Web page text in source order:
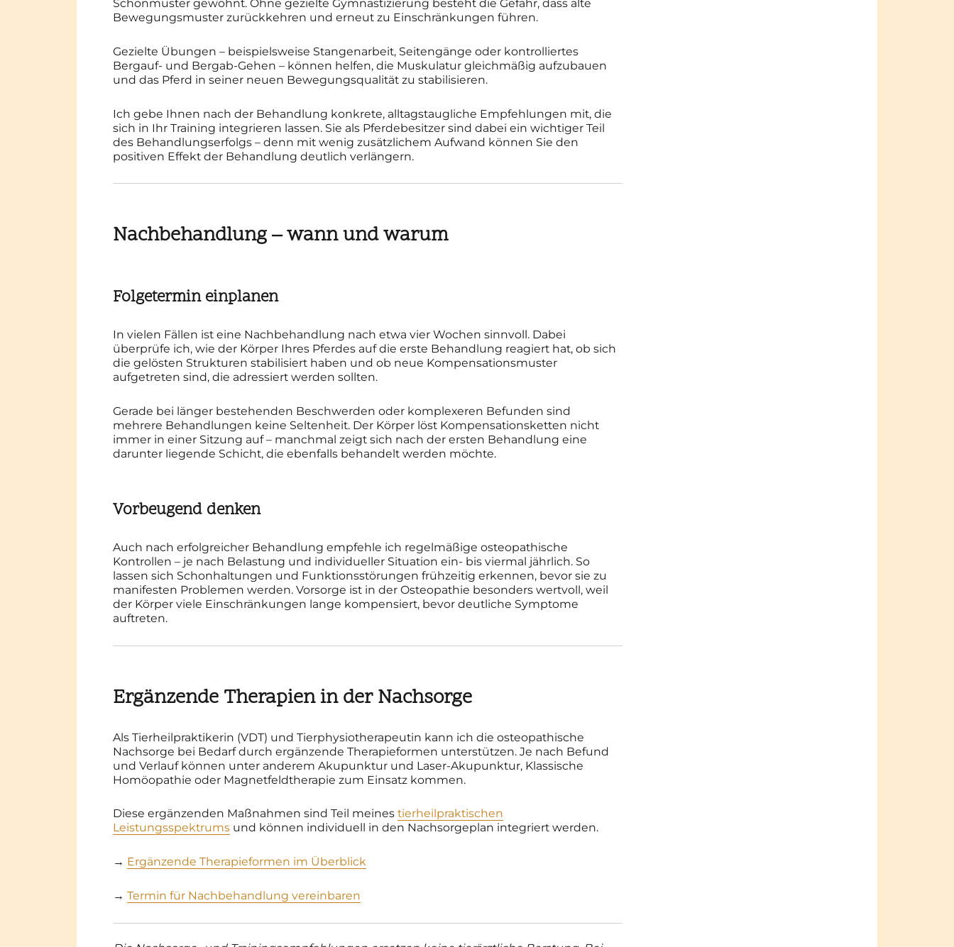
Schonmuster gewöhnt. Ohne gezielte Gymnastizierung besteht die Gefahr, dass alte
Bewegungsmuster zurückkehren und erneut zu Einschränkungen führen.
Gezielte Übungen – beispielsweise Stangenarbeit, Seitengänge oder kontrolliertes
Bergauf- und Bergab-Gehen – können helfen, die Muskulatur gleichmäßig aufzubauen
und das Pferd in seiner neuen Bewegungsqualität zu stabilisieren.
Ich gebe Ihnen nach der Behandlung konkrete, alltagstaugliche Empfehlungen mit, die
sich in Ihr Training integrieren lassen. Sie als Pferdebesitzer sind dabei ein wichtiger Teil
des Behandlungserfolgs – denn mit wenig zusätzlichem Aufwand können Sie den
positiven Effekt der Behandlung deutlich verlängern.
Nachbehandlung – wann und warum
Folgetermin einplanen
In vielen Fällen ist eine Nachbehandlung nach etwa vier Wochen sinnvoll. Dabei
überprüfe ich, wie der Körper Ihres Pferdes auf die erste Behandlung reagiert hat, ob sich
die gelösten Strukturen stabilisiert haben und ob neue Kompensationsmuster
aufgetreten sind, die adressiert werden sollten.
Gerade bei länger bestehenden Beschwerden oder komplexeren Befunden sind
mehrere Behandlungen keine Seltenheit. Der Körper löst Kompensationsketten nicht
immer in einer Sitzung auf – manchmal zeigt sich nach der ersten Behandlung eine
darunter liegende Schicht, die ebenfalls behandelt werden möchte.
Vorbeugend denken
Auch nach erfolgreicher Behandlung empfehle ich regelmäßige osteopathische
Kontrollen – je nach Belastung und individueller Situation ein- bis viermal jährlich. So
lassen sich Schonhaltungen und Funktionsstörungen frühzeitig erkennen, bevor sie zu
manifesten Problemen werden. Vorsorge ist in der Osteopathie besonders wertvoll, weil
der Körper viele Einschränkungen lange kompensiert, bevor deutliche Symptome
auftreten.
Ergänzende Therapien in der Nachsorge
Als Tierheilpraktikerin (VDT) und Tierphysiotherapeutin kann ich die osteopathische
Nachsorge bei Bedarf durch ergänzende Therapieformen unterstützen. Je nach Befund
und Verlauf können unter anderem Akupunktur und Laser-Akupunktur, Klassische
Homöopathie oder Magnetfeldtherapie zum Einsatz kommen.
Diese ergänzenden Maßnahmen sind Teil meines tierheilpraktischen
Leistungsspektrumsund können individuell in den Nachsorgeplan integriert werden.
→ Ergänzende Therapieformen im Überblick
→ Termin für Nachbehandlung vereinbaren